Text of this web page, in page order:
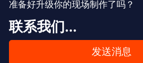
准备好升级你的现场制作了吗？
联系我们...
发送消息